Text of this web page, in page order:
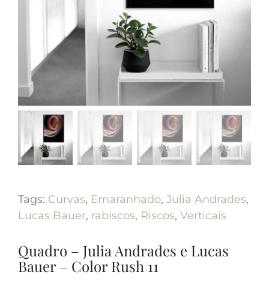
Tags: Curvas, Emaranhado, Julia Andrades,
Lucas Bauer, rabiscos, Riscos, Verticais
Quadro – Julia Andrades e Lucas
Bauer – Color Rush 11